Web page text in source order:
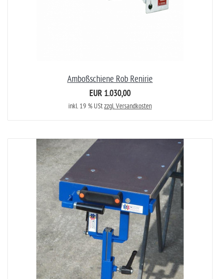
Amboßschiene Rob Renirie
EUR 1.030,00
inkl. 19 % UStzzgl. Versandkosten